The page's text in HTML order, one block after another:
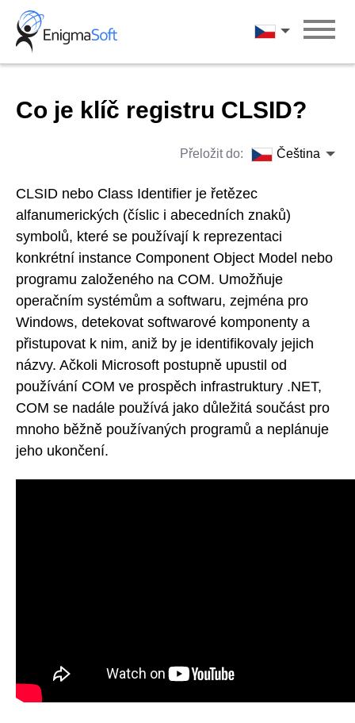
Skip
content
Čeština
Co je klíč registru CLSID?
Přeložit do: Čeština
CLSID nebo Class Identifier je řetězec
alfanumerických (číslic i abecedních znaků)
symbolů, které se používají k reprezentaci
konkrétní instance Component Object Model nebo
programu založeného na COM. Umožňuje
operačním systémům a softwaru, zejména pro
Windows, detekovat softwarové komponenty a
přistupovat k nim, aniž by je identifikovaly jejich
názvy. Ačkoli Microsoft postupně upustil od
používání COM ve prospěch infrastruktury .NET,
COM se nadále používá jako důležitá součást pro
mnoho běžně používaných programů a neplánuje
jeho ukončení.